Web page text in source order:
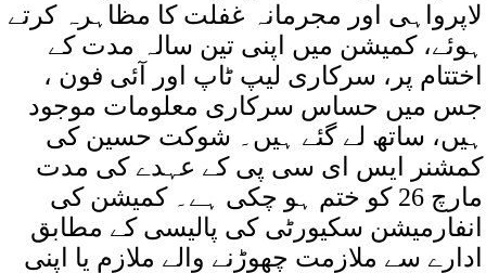
لاپرواہی اور مجرمانہ غفلت کا مظاہرہ کرتے
ہوئے، کمیشن میں اپنی تین سالہ مدت کے
اختتام پر، سرکاری لیپ ٹاپ اور آئی فون ،
جس میں حساس سرکاری معلومات موجود
ہیں، ساتھ لے گئے ہیں۔ شوکت حسین کی
کمشنر ایس ای سی پی کے عہدے کی مدت
مارچ 26 کو ختم ہو چکی ہے۔ کمیشن کی
انفارمیشن سکیورٹی کی پالیسی کے مطابق
ادارے سے ملازمت چھوڑنے والے ملازم یا اپنی